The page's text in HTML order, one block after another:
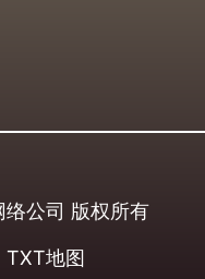
络公司 版权所有
TXT地图